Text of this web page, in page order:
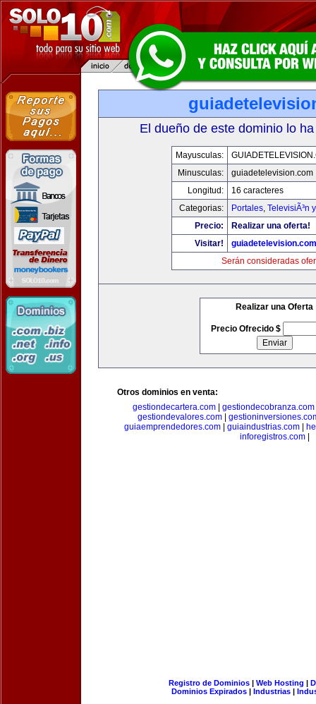
El dueño de este dominio lo
Mayusculas:
Minusculas:
guiadetelevision.com
Longitud:
16 caracteres
Categorias:
Portales, TelevisiÃ³n
Precio:
Realizar una oferta!
Visitar!
guiadetelevision.com
Serán consideradas
Realizar una Oferta
Precio Ofrecido $
Otros dominios en venta:
gestiondecartera.com| gestiondecobranza.com
gestiondevalores.com|
guiaemprendedores.com
guiaindustrias.com
inforegistros.com|
Registro de Dominios| Web Hosting |
Dominios Expirados | Industrias |